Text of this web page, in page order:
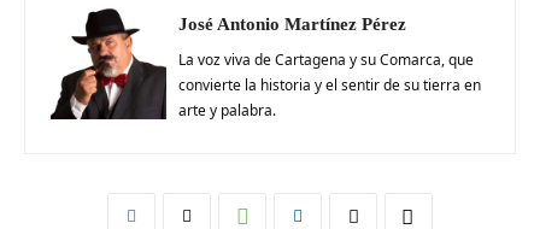
José Antonio Martínez Pérez
La voz viva de Cartagena y su Comarca, que
convierte la historia y el sentir de su tierra en
arte y palabra.